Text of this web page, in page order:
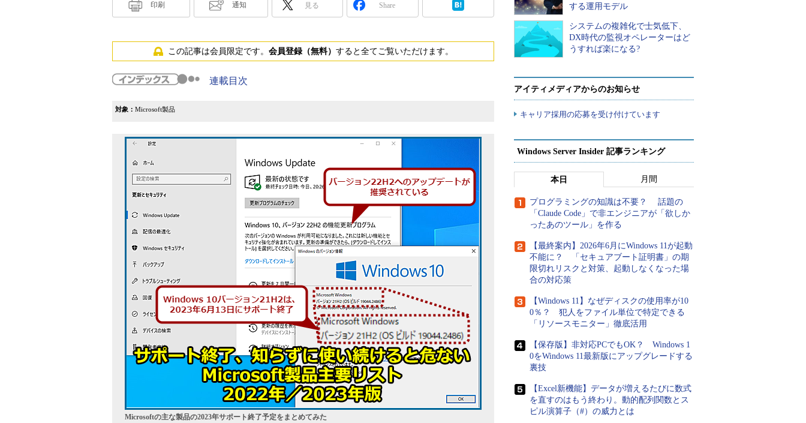
印刷 通知 見る Share
この記事は会員限定です。 会員登録（無料） すると全てご覧いただけます。
連載目次
対象： Microsoft製品
Microsoftの主な製品の2023年サポート終了予定をまとめてみた
する運用モデル
システムの複雑化で士気低下、
DX時代の監視オペレーターはど
うすれば楽になる?
アイティメディアからのお知らせ
キャリア採用の応募を受け付けています
Windows Server Insider 記事ランキング
本日 月間
プログラミングの知識は不要？ 話題の
「Claude Code」で非エンジニアが「欲しか
ったあのツール」を作る
【最終案内】2026年6月にWindows 11が起動
不能に？ 「セキュアブート証明書」の期
限切れリスクと対策、起動しなくなった場
合の対応策
【Windows 11】なぜディスクの使用率が10
0％？ 犯人をファイル単位で特定できる
「リソースモニター」徹底活用
【保存版】非対応PCでもOK？ Windows 1
0をWindows 11最新版にアップグレードする
裏技
【Excel新機能】データが増えるたびに数式
を直すのはもう終わり。動的配列関数とス
ピル演算子（#）の威力とは